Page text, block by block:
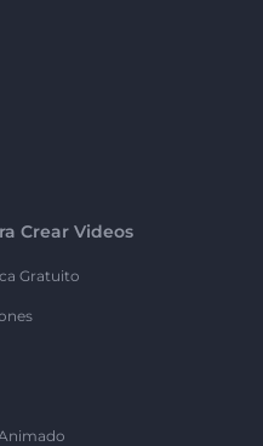
Crear Videos
Gratuito